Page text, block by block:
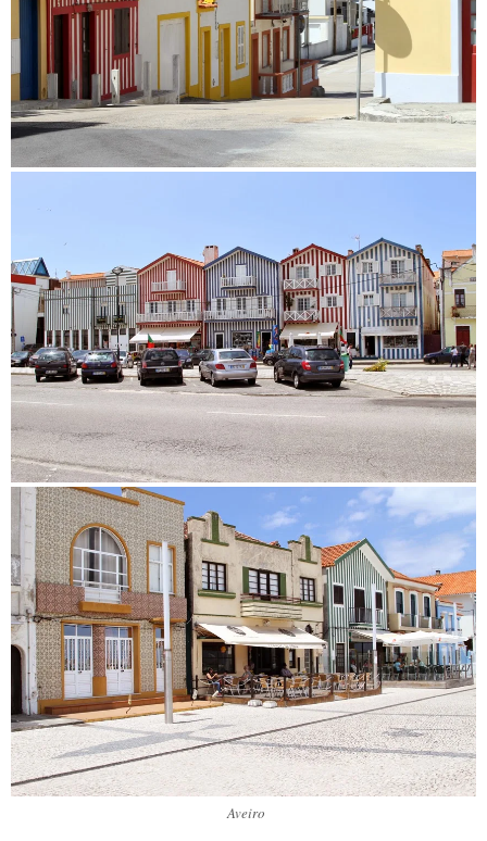
Aveiro